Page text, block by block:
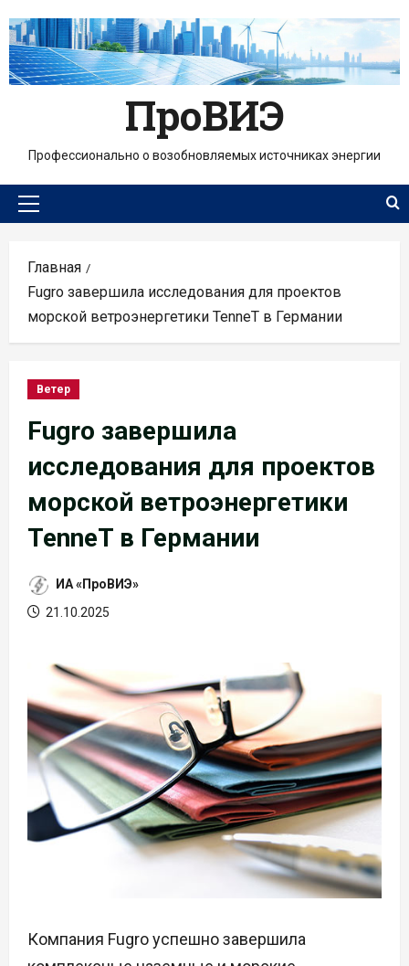
содержимому
ПроВИЭ
Профессионально о возобновляемых источниках энергии
Основное
Главная
Fugro завершила исследования для проектов
морской ветроэнергетики TenneT в Германии
Ветер
Fugro завершила
исследования для проектов
морской ветроэнергетики
TenneT в Германии
ИА «ПроВИЭ»
21.10.2025
Компания Fugro успешно завершила